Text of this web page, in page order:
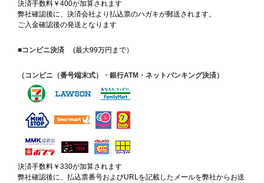
決済手数料￥400が加算されます
弊社確認後に、決済会社より払込票のハガキが郵送されます。
ご入金確認後の発送となります
■コンビニ決済 (最大99万円まで）
（コンビニ（番号端末式）・銀行ATM・ネットバンキング決済）
決済手数料￥330が加算されます
弊社確認後に、払込票番号およびURLを記載したメールを弊社からお送